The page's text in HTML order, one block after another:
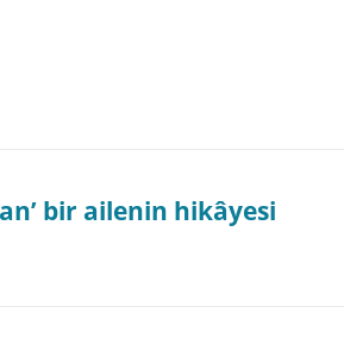
bir ailenin hikâyesi